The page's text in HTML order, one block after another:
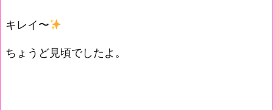
キレイ〜
ちょうど見頃でしたよ。